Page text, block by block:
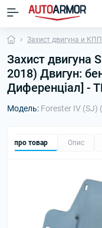
Захист двигуна и КПП
Захист двигуна
2018) Двигун:
Диференціал] -
Модель: Forester IV (SJ)
Все про товар Опис